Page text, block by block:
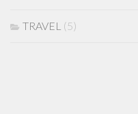
TRAVEL (5)